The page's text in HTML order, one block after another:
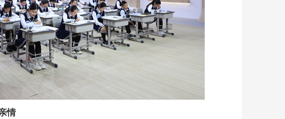
情